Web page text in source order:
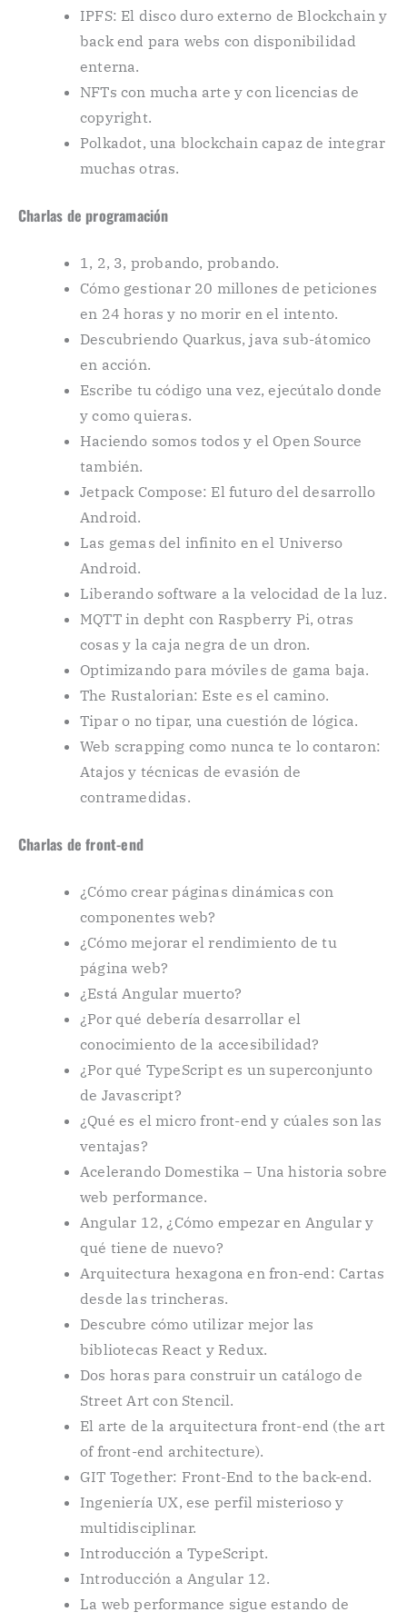
IPFS: El disco duro externo de Blockchain y
back end para webs con disponibilidad
enterna.
NFTs con mucha arte y con licencias de
copyright.
Polkadot, una blockchain capaz de integrar
muchas otras.
Charlas de programación
1, 2, 3, probando, probando.
Cómo gestionar 20 millones de peticiones
en 24 horas y no morir en el intento.
Descubriendo Quarkus, java sub-átomico
en acción.
Escribe tu código una vez, ejecútalo donde
y como quieras.
Haciendo somos todos y el Open Source
también.
Jetpack Compose: El futuro del desarrollo
Android.
Las gemas del infinito en el Universo
Android.
Liberando software a la velocidad de la luz.
MQTT in depht con Raspberry Pi, otras
cosas y la caja negra de un dron.
Optimizando para móviles de gama baja.
The Rustalorian: Este es el camino.
Tipar o no tipar, una cuestión de lógica.
Web scrapping como nunca te lo contaron:
Atajos y técnicas de evasión de
contramedidas.
Charlas de front-end
¿Cómo crear páginas dinámicas con
componentes web?
¿Cómo mejorar el rendimiento de tu
página web?
¿Está Angular muerto?
¿Por qué debería desarrollar el
conocimiento de la accesibilidad?
¿Por qué TypeScript es un superconjunto
de Javascript?
¿Qué es el micro front-end y cúales son las
ventajas?
Acelerando Domestika – Una historia sobre
web performance.
Angular 12, ¿Cómo empezar en Angular y
qué tiene de nuevo?
Arquitectura hexagona en fron-end: Cartas
desde las trincheras.
Descubre cómo utilizar mejor las
bibliotecas React y Redux.
Dos horas para construir un catálogo de
Street Art con Stencil.
El arte de la arquitectura front-end (the art
of front-end architecture).
GIT Together: Front-End to the back-end.
Ingeniería UX, ese perfil misterioso y
multidisciplinar.
Introducción a TypeScript.
Introducción a Angular 12.
La web performance sigue estando de